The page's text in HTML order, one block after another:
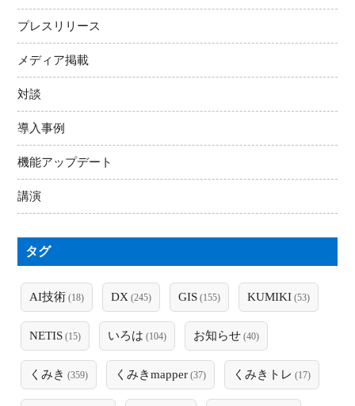
プレスリリース
メディア掲載
対談
導入事例
機能アップデート
講演
タグ
AI技術 (18) DX (245) GIS (155) KUMIKI (53)
NETIS (15) いろは (104) お知らせ (40)
くみき (359) くみきmapper (37) くみきトレ (17)